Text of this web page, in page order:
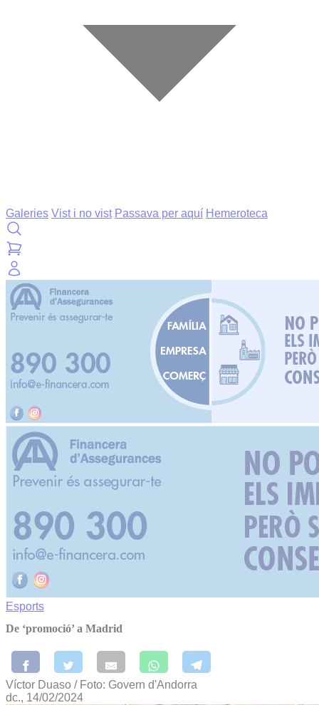
Galeries Vist i no vist Passava per aquí Hemeroteca
Esports
De ‘promoció’ a Madrid
Víctor Duaso / Foto: Govern d'Andorra
dc., 14/02/2024